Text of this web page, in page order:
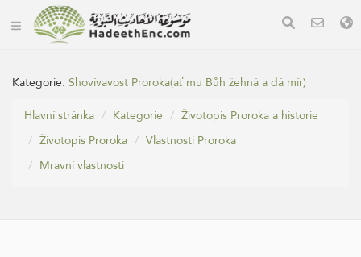
Kategorie:Shovívavost Proroka(ať mu Bůh žehná a dá mír)
Hlavní stránka
Kategorie
Životopis Proroka a historie
Životopis Proroka
Vlastnosti Proroka
Mravní vlastnosti